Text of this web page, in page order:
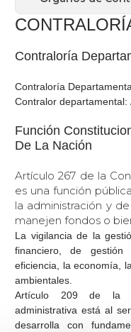
Contraloría
Contraloría
Contralor
Función
De La Nación
Artículo 267 de la
es una función
la administración y
manejen fondos o
La vigilancia de la
financiero, de
eficiencia, la economía,
ambientales.
Artículo 209 de la
administrativa está al
desarrolla con